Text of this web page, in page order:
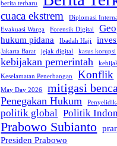
berita terbaru
cuaca ekstrem Diplomasi
Evakuasi Warga
Forensik Digital
hukum pidana
Ibadah Haji
Jakarta Barat jejak digital kasus korupsi
kebijakan pemerintah
Keselamatan Penerbangan
Konflik
May Day 2026 mitigasi
Penegakan Hukum
politik global Politik
Prabowo Subianto
Presiden Prabowo